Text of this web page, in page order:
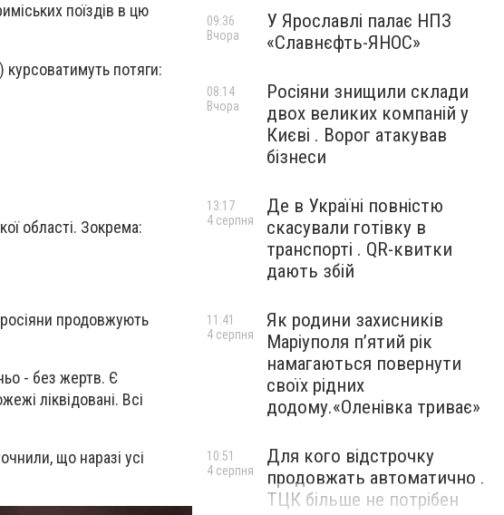
поїздів в цю
потяги:
області. Зокрема:
продовжують
- без жертв. Є
ліквідовані. Всі
що наразі усі
У Ярославлі палає НПЗ
«Славнєфть-ЯНОС»
09:36
Вчора
Росіяни знищили склади
двох великих компаній у
Києві . Ворог атакував
бізнеси
08:14
Вчора
Де в Україні повністю
скасували готівку в
транспорті . QR-квитки
дають збій
13:17
4 серпня
Як родини захисників
Маріуполя пʼятий рік
намагаються повернути
своїх рідних
додому.«Оленівка триває»
11:41
4 серпня
Для кого відстрочку
продовжать автоматично .
ТЦК більше не потрібен
10:51
4 серпня